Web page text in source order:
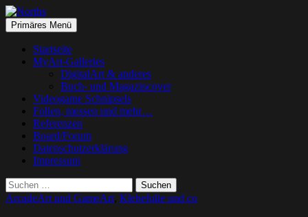
Norths
Suchen
Primäres Menü Springe
zum
Startseite
MyArt-Galleries
DigitalArt & anderes
Buch- und Magazincover
Videogame Schnipsels
Folien, messen und mehr…
Referenzen
Board/Forum
Datenschutzerklärung
Impressum
Suchen
nach:
ArcadeArt und GameArt Klebefolie und co